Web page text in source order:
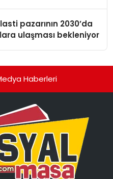
pazarının 2030’da
ulaşması bekleniyor
Haberleri